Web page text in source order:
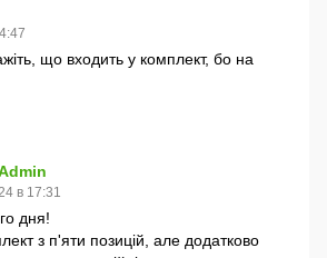
що входить у комплект, бо на
в 17:31
дня!
з п'яти позицій, але додатково